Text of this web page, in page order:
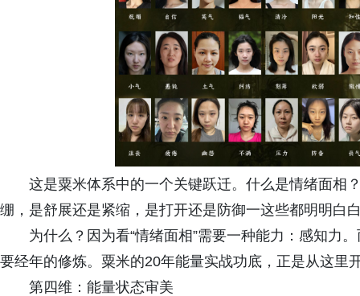
这是粟米体系中的一个关键跃迁。什么是情绪面相
绷，是舒展还是紧缩，是打开还是防御一这些都明明白
为什么？因为看“情绪面相”需要一种能力：感知力
要经年的修炼。粟米的20年能量实战功底，正是从这里
第四维：能量状态审美